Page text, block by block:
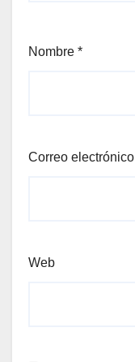
Nombre *
Correo electrónico
Web